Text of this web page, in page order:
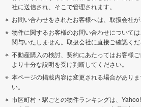
社に送信され、そこで管理されます。
お問い合わせをされたお客様へは、取扱会社が
物件に関するお客様のお問い合わせについて
関与いたしません。取扱会社に直接ご確認くだ
不動産購入の検討、契約にあたってはお客様
より十分な説明を受け判断してください。
本ページの掲載内容は変更される場合があり
い。
市区町村・駅ごとの物件ランキングは、